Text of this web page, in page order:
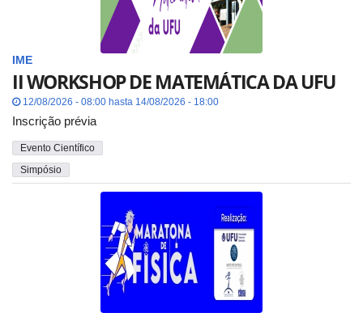
IME
II WORKSHOP DE MATEMÁTICA DA UFU
12/08/2026 - 08:00 hasta 14/08/2026 - 18:00
Inscrição prévia
Evento Científico
Simpósio